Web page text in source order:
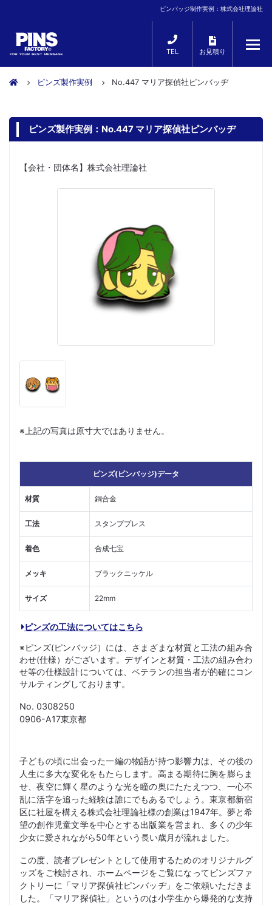
ピンバッジ制作実例：株式会社理論社
TEL お見積り
ピンズ製作実例 No.447 マリア探偵社ピンバッヂ
ピンズ製作実例：No.447 マリア探偵社ピンバッヂ
【会社・団体名】株式会社理論社
※上記の写真は原寸大ではありません。
ピンズ(ピンバッジ)データ
材質 銅合金
工法 スタンププレス
着色 合成七宝
メッキ ブラックニッケル
サイズ 22mm
ピンズの工法についてはこちら
※ピンズ(ピンバッジ）には、さまざまな材質と工法の組み合
わせ(仕様）がございます。デザインと材質・工法の組み合わ
せ等の仕様設計については、ベテランの担当者が的確にコン
サルティングしております。
No. 0308250
0906-A17東京都
子どもの頃に出会った一編の物語が持つ影響力は、その後の
人生に多大な変化をもたらします。高まる期待に胸を膨らま
せ、夜空に輝く星のような光を瞳の奥にたたえつつ、一心不
乱に活字を追った経験は誰にでもあるでしょう。東京都新宿
区に社屋を構える株式会社理論社様の創業は1947年。夢と希
望の創作児童文学を中心とする出版業を営まれ、多くの少年
少女に愛されながら50年という長い歳月が流れました。
この度、読者プレゼントとして使用するためのオリジナルグ
ッズをご検討され、ホームページをご覧になってピンズファ
クトリーに「マリア探偵社ピンバッヂ」をご依頼いただきま
した。「マリア探偵社」というのは小学生から爆発的な支持